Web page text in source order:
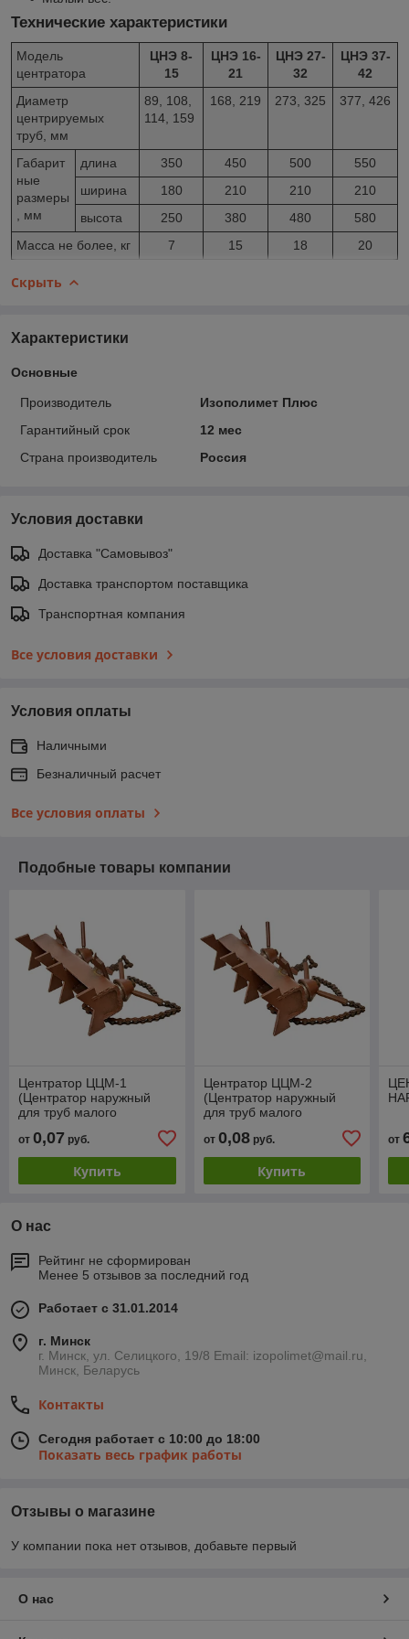
Технические характеристики
Модель
центратора
ЦНЭ 8-
15
ЦНЭ 16-
21
ЦНЭ 27-
32
ЦНЭ 37-
42
Диаметр
центрируемых
труб, мм
89, 108,
114, 159
168, 219 273, 325 377, 426
Габарит
ные
размеры
, мм
длина 350 450 500
550
ширина
180 210 210
210
высота
250 380 480
580
Масса не более, кг
7 15 18 20
Скрыть
Характеристики
Основные
Производитель
Изополимет Плюс
Гарантийный срок
12 мес
Страна производитель
Россия
Условия доставки
Доставка "Самовывоз"
Доставка транспортом поставщика
Транспортная компания
Все условия доставки
Условия оплаты
Наличными
Безналичный расчет
Все условия оплаты
Подобные товары компании
Центратор ЦЦМ-1
(Центратор наружный
для труб малого
114мм)
от 0,07 руб.
Купить
Центратор ЦЦМ-2
(Центратор наружный
для труб малого
219мм)
от 0,08руб.
Купить
от
О нас
Рейтинг не сформирован
Менее 5 отзывов за последний год
Работает с 31.01.2014
г. Минск
г. Минск, ул. Селицкого, 19/8 Email: izopolimet@mail.ru,
Минск, Беларусь
Контакты
Сегодня работает с 10:00 до 18:00
Показать весь график работы
Отзывы о магазине
У компании пока нет отзывов, добавьте первый
О нас